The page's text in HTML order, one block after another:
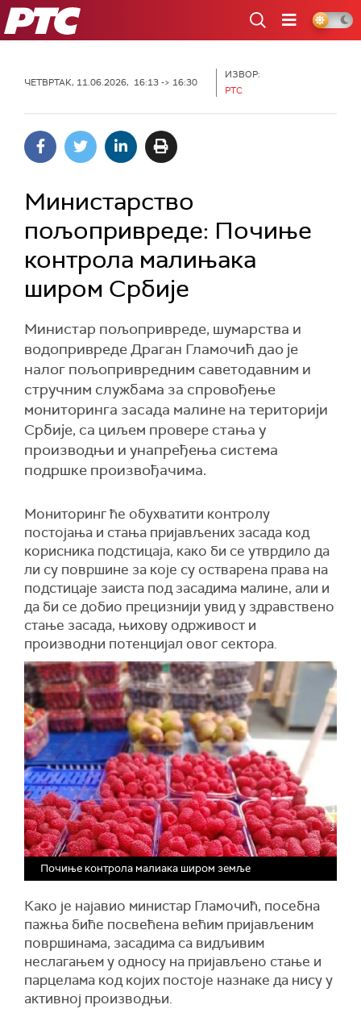
РТС
ЧЕТВРТАК, 11.06.2026, 16:13 -> 16:30
ИЗВОР:
РТС
Министарство
пољопривреде: Почиње
контрола малињака
широм Србије
Министар пољопривреде, шумарства и
водопривреде Драган Гламочић дао је
налог пољопривредним саветодавним и
стручним службама за спровођење
мониторинга засада малине на територији
Србије, са циљем провере стања у
производњи и унапређења система
подршке произвођачима.
Мониторинг ће обухватити контролу
постојања и стања пријављених засада код
корисника подстицаја, како би се утврдило да
ли су површине за које су остварена права на
подстицаје заиста под засадима малине, али и
да би се добио прецизнији увид у здравствено
стање засада, њихову одрживост и
производни потенцијал овог сектора.
Почиње контрола малиака широм земље
Како је најавио министар Гламочић, посебна
пажња биће посвећена већим пријављеним
површинама, засадима са видљивим
неслагањем у односу на пријављено стање и
парцелама код којих постоје назнаке да нису у
активној производњи.